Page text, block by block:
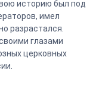
историю был под
имел
разрастался.
глазами
церковных